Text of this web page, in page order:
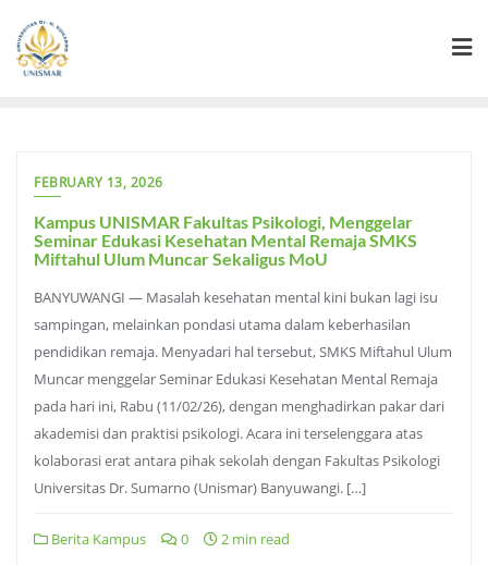
content
FEBRUARY 13, 2026
Kampus UNISMAR Fakultas Psikologi, Menggelar
Seminar Edukasi Kesehatan Mental Remaja SMKS
Miftahul Ulum Muncar Sekaligus MoU
BANYUWANGI — Masalah kesehatan mental kini bukan lagi isu
sampingan, melainkan pondasi utama dalam keberhasilan
pendidikan remaja. Menyadari hal tersebut, SMKS Miftahul Ulum
Muncar menggelar Seminar Edukasi Kesehatan Mental Remaja
pada hari ini, Rabu (11/02/26), dengan menghadirkan pakar dari
akademisi dan praktisi psikologi. Acara ini terselenggara atas
kolaborasi erat antara pihak sekolah dengan Fakultas Psikologi
Universitas Dr. Sumarno (Unismar) Banyuwangi. […]
Berita Kampus 0 2 min read